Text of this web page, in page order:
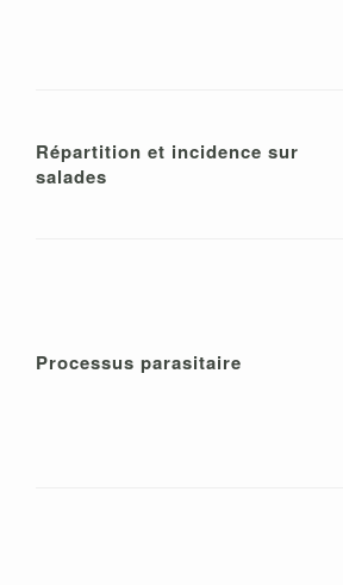
Répartition et incidence sur
salades
Processus parasitaire